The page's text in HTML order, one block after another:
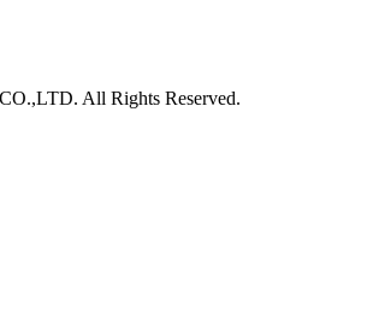
All Rights Reserved.